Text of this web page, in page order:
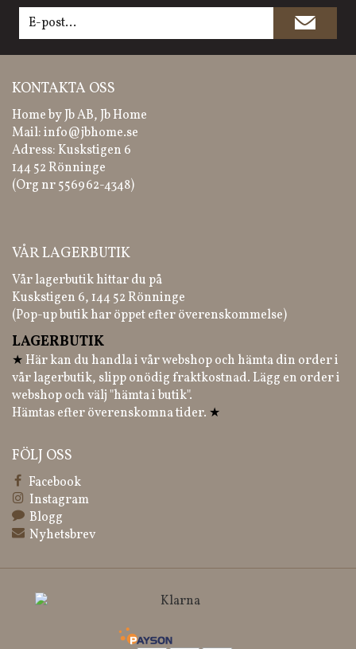
KONTAKTA OSS
Home by Jb AB, Jb Home
Mail:info@jbhome.se
Adress: Kuskstigen 6
144 52 Rönninge
(Org nr 556962-4348)
VÅR LAGERBUTIK
Vår lagerbutik hittar du på
Kuskstigen 6, 144 52 Rönninge
(Pop-up butik har öppet efter överenskommelse)
LAGERBUTIK
★ Här kan du handla i vår webshop och hämta din order i
vår lagerbutik, slipp onödig fraktkostnad. Lägg en order i
webshop och välj "hämta i butik".
Hämtas efter överenskomna tider. ★
FÖLJ OSS
Facebook
Instagram
Blogg
Nyhetsbrev